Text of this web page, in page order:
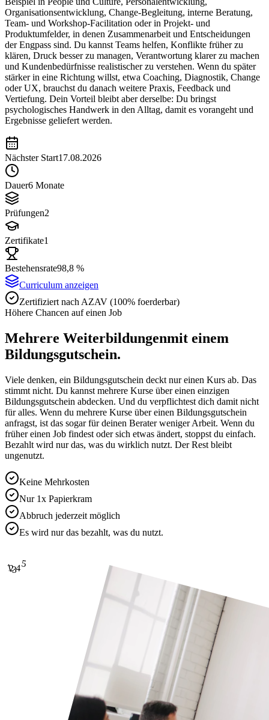
Organisationsentwicklung, Change-Begleitung, interne Beratung,
Team- und Workshop-Facilitation oder in Projekt- und
Produktumfelder, in denen Zusammenarbeit und Entscheidungen
der Engpass sind. Du kannst Teams helfen, Konflikte früher zu
klären, Druck besser zu managen, Verantwortung klarer zu machen
und Kundenbedürfnisse realistischer zu verstehen. Wenn du später
stärker in eine Richtung willst, etwa Coaching, Diagnostik, Change
oder UX, brauchst du danach weitere Praxis, Feedback und
Vertiefung. Dein Vorteil bleibt aber derselbe: Du bringst
psychologisches Handwerk in den Alltag, damit es vorangeht und
Ergebnisse geliefert werden.
Nächster Start17.08.2026
Dauer6 Monate
Prüfungen2
Zertifikate1
Bestehensrate98,8 %
Curriculum anzeigen
Zertifiziert nach AZAV (100% foerderbar)
Höhere Chancen auf einen Job
Mehrere Weiterbildungenmit einem
Bildungsgutschein.
Viele denken, ein Bildungsgutschein deckt nur einen Kurs ab. Das
stimmt nicht. Du kannst mehrere Kurse über einen einzigen
Bildungsgutschein abdecken. Und du verpflichtest dich damit nicht
für alles. Wenn du mehrere Kurse über einen Bildungsgutschein
anfragst, ist das sogar für deinen Berater weniger Arbeit. Wenn du
früher einen Job findest oder sich etwas ändert, stoppst du einfach.
Bezahlt wird nur das, was du wirklich nutzt. Der Rest bleibt
ungenutzt.
Keine Mehrkosten
Nur 1x Papierkram
Abbruch jederzeit möglich
Es wird nur das bezahlt, was du nutzt.
1
2345